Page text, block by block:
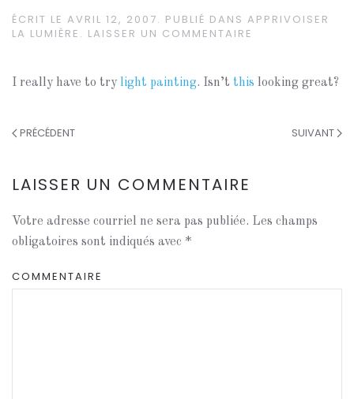
ÉCRIT LE AVRIL 12, 2007. PUBLIÉ DANS APPRIVOISER
LA LUMIÈRE . LAISSER UN COMMENTAIRE
I really have to trylight painting. Isn’t this looking great?
PRÉCÉDENT SUIVANT
LAISSER UN COMMENTAIRE
Votre adresse courriel ne sera pas publiée. Les champs
obligatoires sont indiqués avec *
COMMENTAIRE